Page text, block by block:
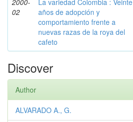
2000-
02
La variedad Colombia : Veinte
años de adopción y
comportamiento frente a
nuevas razas de la roya del
cafeto
Discover
Author
ALVARADO A., G.